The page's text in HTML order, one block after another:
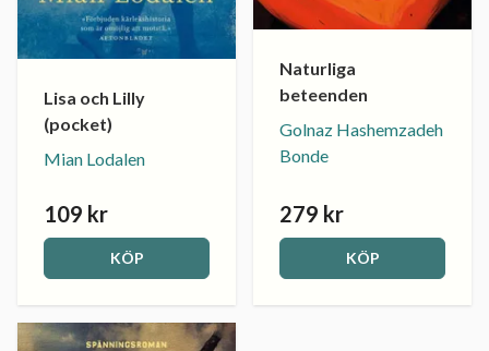
Lisa och Lilly
(pocket)
Mian Lodalen
109 kr
KÖP
Naturliga
beteenden
Golnaz Hashemzadeh
Bonde
279 kr
KÖP